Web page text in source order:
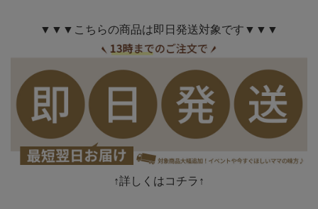
▼▼▼こちらの商品は即日発送対象です▼▼▼
↑詳しくはコチラ↑